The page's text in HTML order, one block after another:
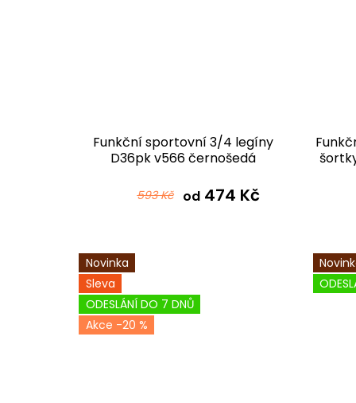
Funkční sportovní 3/4 legíny
D36pk v566 černošedá
593 Kč od 474 Kč
Novinka
Sleva
ODESLÁNÍ DO 7 DNŮ
-20 %